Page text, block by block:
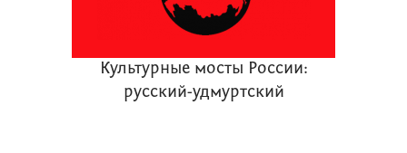
Культурные мосты России:
русский-удмуртский